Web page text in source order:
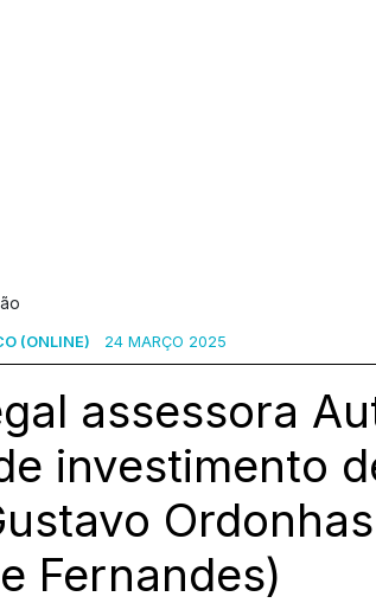
(ONLINE) 24 MARÇO 2025
assessora
investimento
Fernandes)